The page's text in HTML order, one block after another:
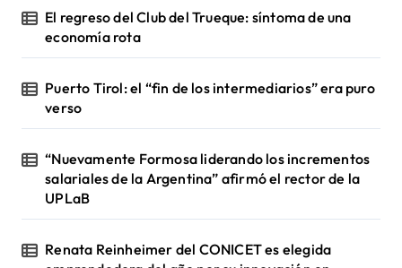
El regreso del Club del Trueque: síntoma de una
economía rota
Puerto Tirol: el “fin de los intermediarios” era puro
verso
“Nuevamente Formosa liderando los incrementos
salariales de la Argentina” afirmó el rector de la
UPLaB
Renata Reinheimer del CONICET es elegida